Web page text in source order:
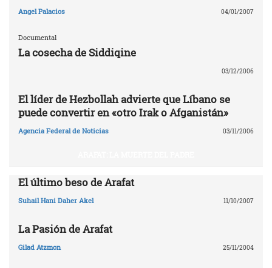
Angel Palacios 04/01/2007
Documental
La cosecha de Siddiqine
03/12/2006
El líder de Hezbollah advierte que Líbano se
puede convertir en «otro Irak o Afganistán»
Agencia Federal de Noticias 03/11/2006
El último beso de Arafat
Suhail Hani Daher Akel 11/10/2007
La Pasión de Arafat
Gilad Atzmon 25/11/2004